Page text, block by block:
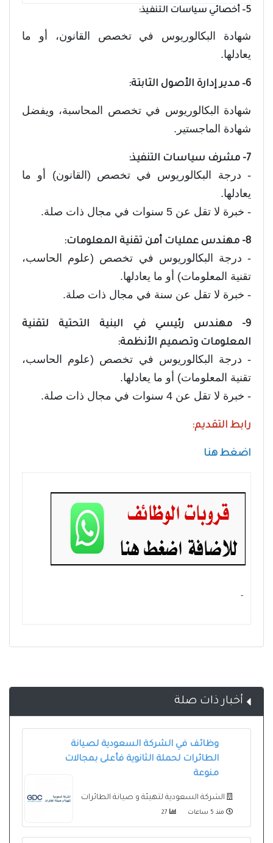
5– أخصائي سياسات التنفيذ:
شهادة البكالوريوس في تخصص القانون، أو ما
يعادلها.
6– مدير إدارة الأصول الثابتة:
شهادة البكالوريوس في تخصص المحاسبة، ويفضل
شهادة الماجستير.
7- مشرف سياسات التنفيذ:
- درجة البكالوريوس في تخصص (القانون) أو ما
يعادلها.
- خبرة لا تقل عن 5 سنوات في مجال ذات صلة.
8- مهندس عمليات أمن تقنية المعلومات:
- درجة البكالوريوس في تخصص (علوم الحاسب،
تقنية المعلومات) أو ما يعادلها.
- خبرة لا تقل عن سنة في مجال ذات صلة.
9- مهندس رئيسي في البنية التحتية لتقنية
المعلومات وتصميم الأنظمة:
- درجة البكالوريوس في تخصص (علوم الحاسب،
تقنية المعلومات) أو ما يعادلها.
- خبرة لا تقل عن 4 سنوات في مجال ذات صلة.
رابط التقديم:
اضغط هنا
- ‏
أخبار ذات صلة
وظائف في الشركة السعودية لصيانة
الطائرات لحملة الثانوية فأعلى بمجالات
منوعة
الشركة السعودية لتهيئة و صيانة الطائرات
منذ 5 ساعات